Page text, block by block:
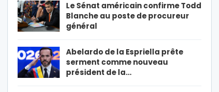
Le Sénat américain confirme Todd
Blanche au poste de procureur
général
Abelardo de la Espriella prête
serment comme nouveau
président de la…